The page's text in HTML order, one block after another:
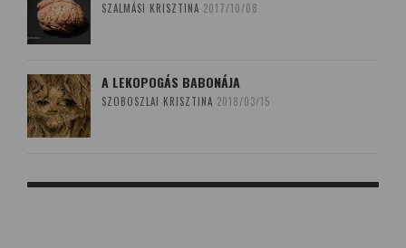
SZALMÁSI KRISZTINA 2017/10/08
A LEKOPOGÁS BABONÁJA
SZOBOSZLAI KRISZTINA 2018/03/15